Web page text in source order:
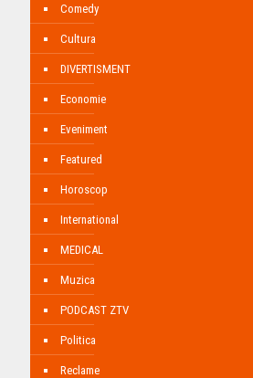
Comedy
Cultura
DIVERTISMENT
Economie
Eveniment
Featured
Horoscop
International
MEDICAL
Muzica
PODCAST ZTV
Politica
Reclame